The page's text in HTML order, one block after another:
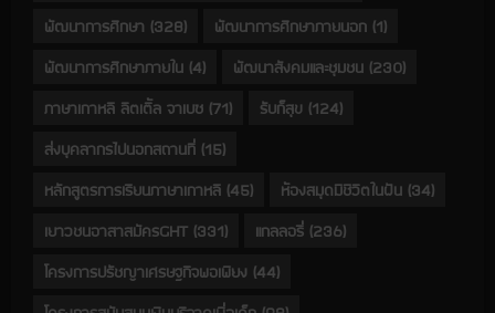
พัฒนาการศึกษา (328) พัฒนาการศึกษาภายนอก (1)
พัฒนาการศึกษาภายใน (4) พัฒนาสังคมและชุมชน (230)
ภาษาเกาหลี ลิตเติ้ล จาเบซ (71) รับก็สุข (124)
ส่งบุคลากรไปนอกสถานที่ (15)
หลักสูตรการเรียนภาษาเกาหลี (45) ห้องสมุดมีชีวิตในฝัน (34)
เยาวชนอาสาสมัครGHT (331) แกลลอรี่ (236)
โครงการปรัชญาเศรษฐกิจพอเพียง (44)